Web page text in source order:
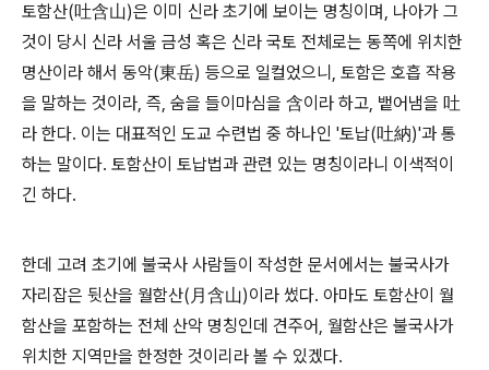
토함산(吐含山)은 이미 신라 초기에 보이는 명칭이며, 나아가 그
것이 당시 신라 서울 금성 혹은 신라 국토 전체로는 동쪽에 위치한
명산이라 해서 동악(東岳) 등으로 일컬었으니, 토함은 호흡 작용
을 말하는 것이라, 즉, 숨을 들이마심을 含이라 하고, 뱉어냄을 吐
라 한다. 이는 대표적인 도교 수련법 중 하나인 '토납(吐納)'과 통
하는 말이다. 토함산이 토납법과 관련 있는 명칭이라니 이색적이
긴 하다.
한데 고려 초기에 불국사 사람들이 작성한 문서에서는 불국사가
자리잡은 뒷산을 월함산(月含山)이라 썼다. 아마도 토함산이 월
함산을 포함하는 전체 산악 명칭인데 견주어, 월함산은 불국사가
위치한 지역만을 한정한 것이리라 볼 수 있겠다.